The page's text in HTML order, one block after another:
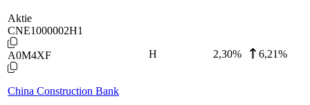
Aktie
CNE1000002H1
A0M4XF
China Construction Bank
H 2,30% 6,21%